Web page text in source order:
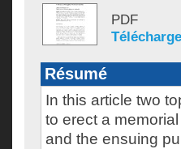
PDF
Résumé
In this article two
to erect a
and the ensuing